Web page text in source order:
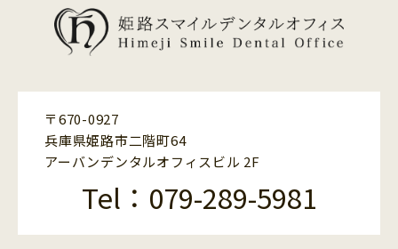
〒670-0927
兵庫県姫路市二階町64
アーバンデンタルオフィスビル 2F
Tel：079-289-5981